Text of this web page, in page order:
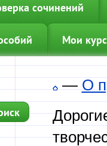
сочинений
Мои
—О